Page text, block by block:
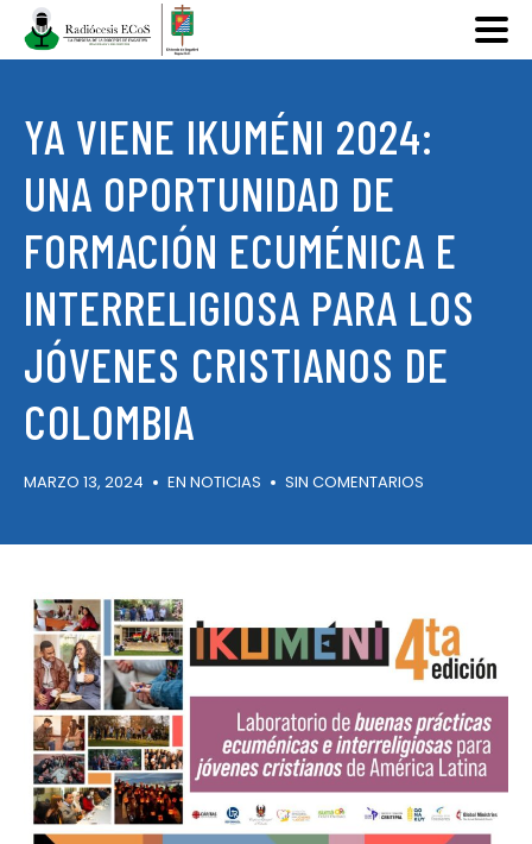
YA VIENE IKUMÉNI 2024:
UNA OPORTUNIDAD DE
FORMACIÓN ECUMÉNICA E
INTERRELIGIOSA PARA LOS
JÓVENES CRISTIANOS DE
COLOMBIA
MARZO 13, 2024 EN NOTICIAS SIN COMENTARIOS